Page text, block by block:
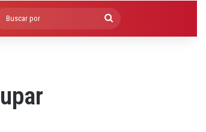
Buscar
por